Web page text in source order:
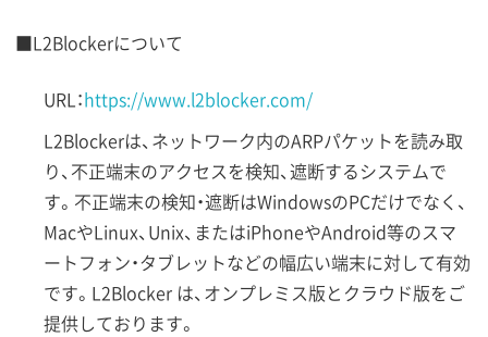
■L2Blockerについて
URL：https://www.l2blocker.com/
L2Blockerは、ネットワーク内のARPパケットを読み取
り、不正端末のアクセスを検知、遮断するシステムで
す。不正端末の検知・遮断はWindowsのPCだけでなく、
MacやLinux、Unix、またはiPhoneやAndroid等のスマ
ートフォン・タブレットなどの幅広い端末に対して有効
です。L2Blocker は、オンプレミス版とクラウド版をご
提供しております。